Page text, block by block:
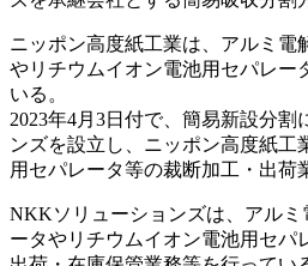
ニッポン高度紙工業は、アルミ電
やリチウムイオン電池用セパレー
いる。
2023年4月3日付で、簡易新設分
ンズを設立し、ニッポン高度紙工
用セパレータ等の裁断加工・出荷
NKKソリューションズは、アルミ
ータやリチウムイオン電池用セパ